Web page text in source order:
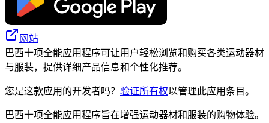
网站
巴西十项全能应用程序可让用户轻松浏览和购买各类运动器材
与服装，提供详细产品信息和个性化推荐。
您是这款应用的开发者吗？ 验证所有权以管理此应用条目。
巴西十项全能应用程序旨在增强运动器材和服装的购物体验。